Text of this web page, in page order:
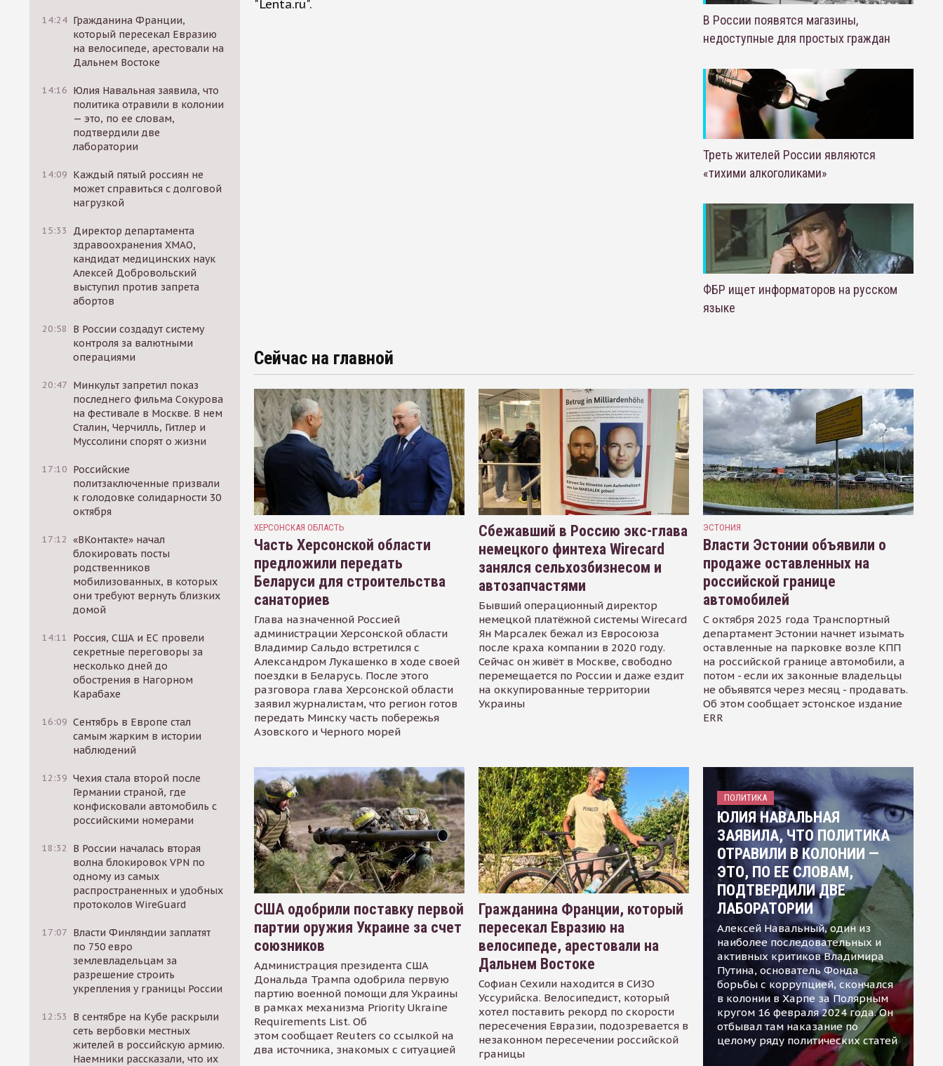
14:24 Гражданина Франции,
который пересекал Евразию
на велосипеде, арестовали на
Дальнем Востоке
14:16 Юлия Навальная заявила, что
политика отравили в колонии
— это, по ее словам,
подтвердили две
лаборатории
14:09 Каждый пятый россиян не
может справиться с долговой
нагрузкой
15:33
Директор департамента
здравоохранения ХМАО,
кандидат медицинских наук
Алексей Добровольский
выступил против запрета
абортов
20:58
В России создадут систему
контроля за валютными
операциями
20:47 Минкульт запретил показ
последнего фильма Сокурова
на фестивале в Москве. В нем
Сталин, Черчилль, Гитлер и
Муссолини спорят о жизни
17:10 Российские
политзаключенные призвали
к голодовке солидарности 30
октября
17:12 «ВКонтакте» начал
блокировать посты
родственников
мобилизованных, в которых
они требуют вернуть близких
домой
14:11
Россия, США и ЕС провели
секретные переговоры за
несколько дней до
обострения в Нагорном
Карабахе
16:09 Сентябрь в Европе стал
самым жарким в истории
наблюдений
12:39 Чехия стала второй после
Германии страной, где
конфисковали автомобиль с
российскими номерами
18:32
В России началась вторая
волна блокировок VPN по
одному из самых
распространенных и удобных
протоколов WireGuard
17:07 Власти Финляндии заплатят
по 750 евро
землевладельцам за
разрешение строить
укрепления у границы России
12:53
В сентябре на Кубе раскрыли
сеть вербовки местных
жителей в российскую армию.
Наемники рассказали, что их
"Lenta.ru".
В России появятся магазины,
недоступные для простых граждан
Треть жителей России являются
«тихими алкоголиками»
ФБР ищет информаторов на русском
языке
Сейчас на главной
ХЕРСОНСКАЯ ОБЛАСТЬ
Часть Херсонской области
предложили передать
Беларуси для строительства
санаториев
Глава назначенной Россией
администрации Херсонской области
Владимир Сальдо встретился с
Александром Лукашенко в ходе своей
поездки в Беларусь. После этого
разговора глава Херсонской области
заявил журналистам, что регион готов
передать Минску часть побережья
Азовского и Черного морей
Сбежавший в Россию экс-глава
немецкого финтеха Wirecard
занялся сельхозбизнесом и
автозапчастями
Бывший операционный директор
немецкой платёжной системы Wirecard
Ян Марсалек бежал из Евросоюза
после краха компании в 2020 году.
Сейчас он живёт в Москве, свободно
перемещается по России и даже ездит
на оккупированные территории
Украины
ЭСТОНИЯ
Власти Эстонии объявили о
продаже оставленных на
российской границе
автомобилей
С октября 2025 года Транспортный
департамент Эстонии начнет изымать
оставленные на парковке возле КПП
на российской границе автомобили, а
потом - если их законные владельцы
не объявятся через месяц - продавать.
Об этом сообщает эстонское издание
ERR
США одобрили поставку первой
партии оружия Украине за счет
союзников
Администрация президента США
Дональда Трампа одобрила первую
партию военной помощи для Украины
в рамках механизма Priority Ukraine
Requirements List. Об
этом сообщает Reuters со ссылкой на
два источника, знакомых с ситуацией
Гражданина Франции, который
пересекал Евразию на
велосипеде, арестовали на
Дальнем Востоке
Софиан Сехили находится в СИЗО
Уссурийска. Велосипедист, который
хотел поставить рекорд по скорости
пересечения Евразии, подозревается в
незаконном пересечении российской
границы
ПОЛИТИКА
ЮЛИЯ НАВАЛЬНАЯ
ЗАЯВИЛА, ЧТО ПОЛИТИКА
ОТРАВИЛИ В КОЛОНИИ —
ЭТО, ПО ЕЕ СЛОВАМ,
ПОДТВЕРДИЛИ ДВЕ
ЛАБОРАТОРИИ
Алексей Навальный, один из
наиболее последовательных и
активных критиков Владимира
Путина, основатель Фонда
борьбы с коррупцией, скончался
в колонии в Харпе за Полярным
кругом 16 февраля 2024 года. Он
отбывал там наказание по
целому ряду политических статей